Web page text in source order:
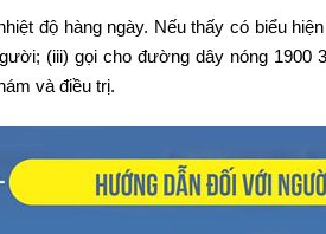
độ hàng ngày. Nếu thấy có biểu
(iii) gọi cho đường dây nóng 1900
và điều trị.